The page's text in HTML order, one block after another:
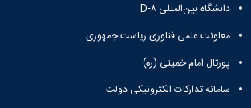
دانشگاه بین‌المللی D-۸
معاونت علمی فناوری ریاست جمهوری
پورتال امام خمینی (ره)
سامانه تدارکات الکترونیکی دولت